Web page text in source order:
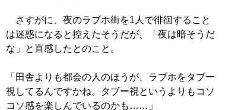
さすがに、夜のラブホ街を1人で徘徊すること
は迷惑になると控えたそうだが、「夜は暗そうだ
な」と直感したとのこと。
「田舎よりも都会の人のほうが、ラブホをタブー
視してるんですかね。タブー視というよりもコソ
コソ感を楽しんでいるのかも……」